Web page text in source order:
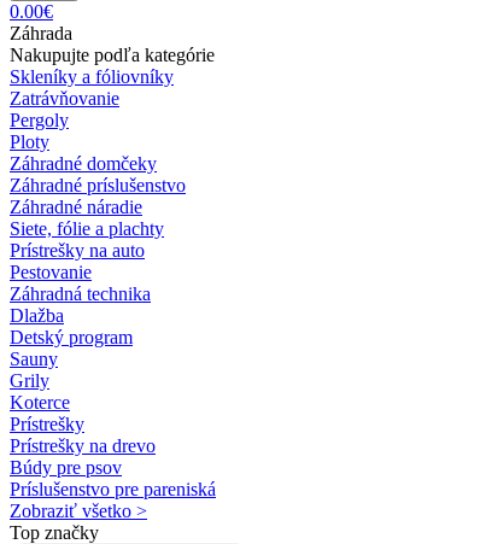
0.00€
Záhrada
Nakupujte podľa kategórie
Skleníky a fóliovníky
Zatrávňovanie
Pergoly
Ploty
Záhradné domčeky
Záhradné príslušenstvo
Záhradné náradie
Siete, fólie a plachty
Prístrešky na auto
Pestovanie
Záhradná technika
Dlažba
Detský program
Sauny
Grily
Koterce
Prístrešky
Prístrešky na drevo
Búdy pre psov
Príslušenstvo pre pareniská
Zobraziť všetko >
Top značky